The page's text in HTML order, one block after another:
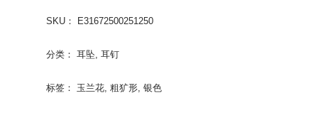
SKU： E31672500251250
分类： 耳坠, 耳钉
标签： 玉兰花, 粗犷形, 银色